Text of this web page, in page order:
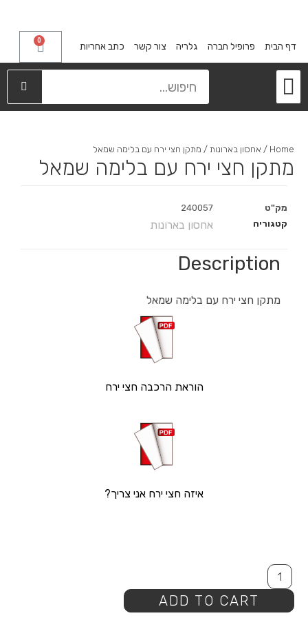
דף הבית פרופיל חברה גלריה צור קשר כתב אחריות
0
Home
/ אחסון בארונות / מתקן חצי ירח עם בלימה שמאל
מתקן חצי ירח עם בלימה שמאל
מק"ט
240057
קטגוריה
אחסון בארונות
Description
מתקן חצי ירח עם בלימה שמאל
הוראת הרכבה חצי ירח
איזה חצי ירח אני צריך?
ADD TO CART